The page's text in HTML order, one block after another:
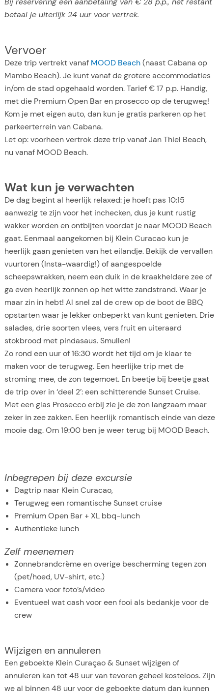
betaal je uiterlijk 24 uur voor vertrek.
Vervoer
Deze trip vertrekt vanaf MOOD Beach(naast Cabana op
Mambo Beach). Je kunt vanaf de grotere accommodaties
in/om de stad opgehaald worden. Tarief € 17 p.p. Handig,
met die Premium Open Bar en prosecco op de terugweg!
Kom je met eigen auto, dan kun je gratis parkeren op het
parkeerterrein van Cabana.
Let op: voorheen vertrok deze trip vanaf Jan Thiel Beach,
nu vanaf MOOD Beach.
Wat kun je verwachten
De dag begint al heerlijk relaxed: je hoeft pas 10:15
aanwezig te zijn voor het inchecken, dus je kunt rustig
wakker worden en ontbijten voordat je naar MOOD Beach
gaat. Eenmaal aangekomen bij Klein Curacao kun je
heerlijk gaan genieten van het eilandje. Bekijk de vervallen
vuurtoren (Insta-waardig!) of aangespoelde
scheepswrakken, neem een duik in de kraakheldere zee of
ga even heerlijk zonnen op het witte zandstrand. Waar je
maar zin in hebt! Al snel zal de crew op de boot de BBQ
opstarten waar je lekker onbeperkt van kunt genieten. Drie
salades, drie soorten vlees, vers fruit en uiteraard
stokbrood met pindasaus. Smullen!
Zo rond een uur of 16:30 wordt het tijd om je klaar te
maken voor de terugweg. Een heerlijke trip met de
stroming mee, de zon tegemoet. En beetje bij beetje gaat
de trip over in ‘deel 2’: een schitterende Sunset Cruise.
Met een glas Prosecco erbij zie je de zon langzaam maar
zeker in zee zakken. Een heerlijk romantisch einde van deze
mooie dag. Om 19:00 ben je weer terug bij MOOD Beach.
Inbegrepen bij deze excursie
Dagtrip naar Klein Curacao,
Terugweg een romantische Sunset cruise
Premium Open Bar + XL bbq-lunch
Authentieke lunch
Zelf meenemen
Zonnebrandcrème en overige bescherming tegen zon
(pet/hoed, UV-shirt, etc.)
Camera voor foto’s/video
Eventueel wat cash voor een fooi als bedankje voor de
crew
Wijzigen en annuleren
Een geboekte Klein Curaçao & Sunset wijzigen of
annuleren kan tot 48 uur van tevoren geheel kosteloos. Zijn
we al binnen 48 uur voor de geboekte datum dan kunnen